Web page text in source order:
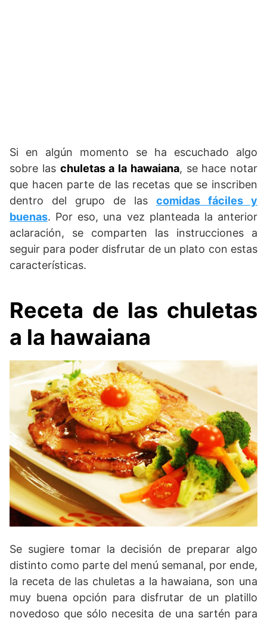
Si en algún momento se ha escuchado algo
sobre las chuletas a la hawaiana, se hace notar
que hacen parte de las recetas que se inscriben
dentro del grupo de las comidas fáciles y
buenas. Por eso, una vez planteada la anterior
aclaración, se comparten las instrucciones a
seguir para poder disfrutar de un plato con estas
características.
Receta de las chuletas
a la hawaiana
Se sugiere tomar la decisión de preparar algo
distinto como parte del menú semanal, por ende,
la receta de las chuletas a la hawaiana, son una
muy buena opción para disfrutar de un platillo
novedoso que sólo necesita de una sartén para